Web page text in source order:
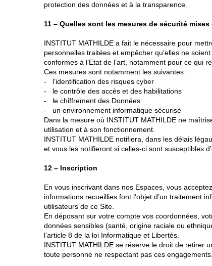
protection des données et à la transparence.
11 – Quelles sont les mesures de sécurité
INSTITUT MATHILDE a fait le nécessaire pour
personnelles traitées et empêcher qu’elles ne
conformes à l’Etat de l’art, notamment pour ce qui
Ces mesures sont notamment les suivantes :
- l’identification des risques cyber
- le contrôle des accès et des habilitations
- le chiffrement des Données
- un environnement informatique sécurisé
Dans la mesure où INSTITUT MATHILDE ne
utilisation et à son fonctionnement.
INSTITUT MATHILDE notifiera, dans les délais
et vous les notifieront si celles-ci sont susceptibles
12 – Inscription
En vous inscrivant dans nos Espaces, vous
informations recueillies font l’objet d’un traitement
utilisateurs de ce Site.
En déposant sur votre compte vos coordonnées,
données sensibles (santé, origine raciale ou
l’article 8 de la loi Informatique et Libertés.
INSTITUT MATHILDE se réserve le droit de retirer
toute personne ne respectant pas ces engagements.